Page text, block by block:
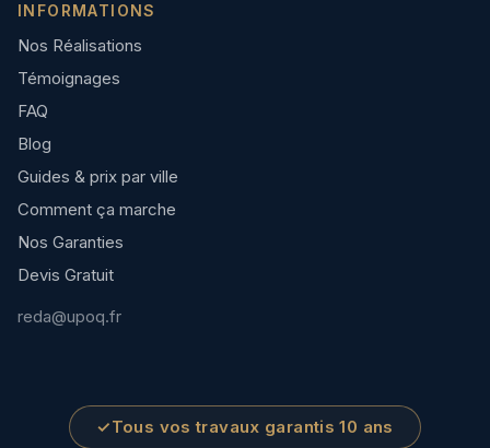
INFORMATIONS
Nos Réalisations
Témoignages
FAQ
Blog
Guides & prix par ville
Comment ça marche
Nos Garanties
Devis Gratuit
reda@upoq.fr
✓Tous vos travaux garantis 10 ans